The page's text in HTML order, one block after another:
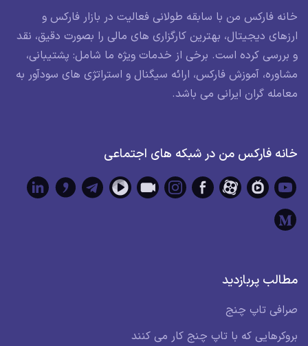
خانه فارکس من با سابقه طولانی فعالیت در بازار فارکس و
ارزهای دیجیتال، بهترین کارگزاری های مالی را بصورت دقیق، نقد
و بررسی کرده است. برخی از خدمات ویژه ما شامل: پشتیبانی،
مشاوره، آموزش فارکس، ارائه سیگنال و استراتژی های سودآور به
معامله گران ایرانی می باشد.
خانه فارکس من در شبکه های اجتماعی
مطالب پربازدید
صرافی تاپ چنج
بروکرهایی که با تاپ چنج کار می کنند